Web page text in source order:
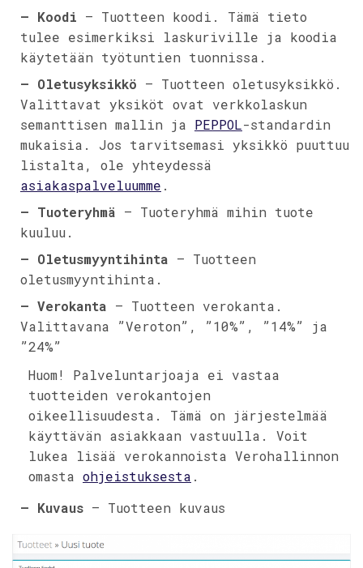
– Koodi – Tuotteen koodi. Tämä tieto
tulee esimerkiksi laskuriville ja koodia
käytetään työtuntien tuonnissa.
– Oletusyksikkö – Tuotteen oletusyksikkö.
Valittavat yksiköt ovat verkkolaskun
semanttisen mallin ja PEPPOL-standardin
mukaisia. Jos tarvitsemasi yksikkö puuttuu
listalta, ole yhteydessä
asiakaspalveluumme .
– Tuoteryhmä – Tuoteryhmä mihin tuote
kuuluu.
– Oletusmyyntihinta – Tuotteen
oletusmyyntihinta.
– Verokanta – Tuotteen verokanta.
Valittavana ”Veroton”, ”10%”, ”14%” ja
”24%”
Huom! Palveluntarjoaja ei vastaa
tuotteiden verokantojen
oikeellisuudesta. Tämä on järjestelmää
käyttävän asiakkaan vastuulla. Voit
lukea lisää verokannoista Verohallinnon
omasta ohjeistuksesta .
– Kuvaus – Tuotteen kuvaus